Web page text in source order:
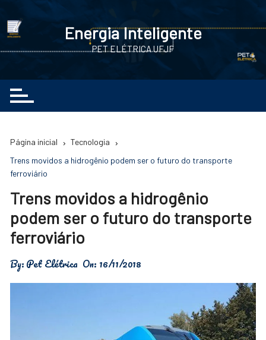
para
conteúdo
Energia Inteligente
PET ELÉTRICA UFJF
Página inicial
Tecnologia
Trens movidos a hidrogênio podem ser o futuro do transporte
ferroviário
Trens movidos a hidrogênio
podem ser o futuro do transporte
ferroviário
By:Pet Elétrica On: 16/11/2018